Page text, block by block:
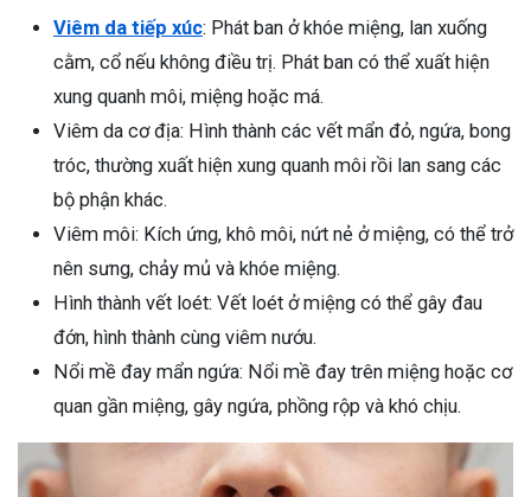
phổ biến, khiến đôi bàn tay,
của chị em trở nên khô...
Viêm da tiếp xúc: Phát ban ở khóe miệng, lan xuống
cằm, cổ nếu không điều trị. Phát ban có thể xuất hiện
xung quanh môi, miệng hoặc má.
Viêm da cơ địa: Hình thành các vết mẩn đỏ, ngứa, bong
tróc, thường xuất hiện xung quanh môi rồi lan sang các
bộ phận khác.
Viêm môi: Kích ứng, khô môi, nứt nẻ ở miệng, có thể trở
nên sưng, chảy mủ và khóe miệng.
Hình thành vết loét: Vết loét ở miệng có thể gây đau
đớn, hình thành cùng viêm nướu.
Nổi mề đay mẩn ngứa: Nổi mề đay trên miệng hoặc cơ
quan gần miệng, gây ngứa, phồng rộp và khó chịu.